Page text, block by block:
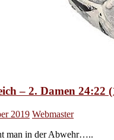
– 2. Damen 24:22
2019 Webmaster
man in der Abwehr…..